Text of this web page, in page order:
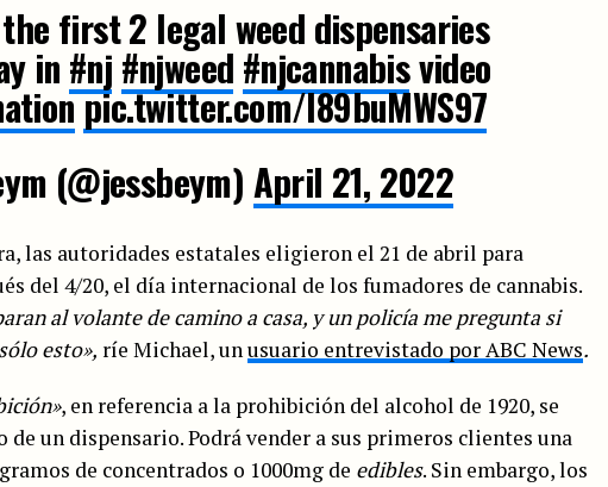
first 2 legal weed dispensaries
in #nj #njweed #njcannabisvideo
pic.twitter.com/I89buMWS97
(@jessbeym) April 21, 2022
las autoridades estatales eligieron el 21 de abril para
del 4/20, el día internacional de los fumadores de cannabis.
al volante de camino a casa, y un policía me pregunta si
esto», ríe Michael, unusuario entrevistado por ABC News.
, en referencia a la prohibición del alcohol de 1920, se
un dispensario. Podrá vender a sus primeros clientes una
de concentrados o 1000mg de edibles. Sin embargo, los